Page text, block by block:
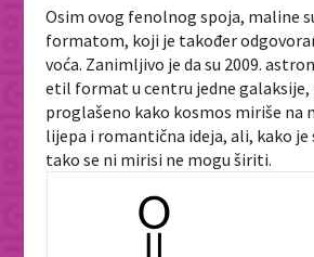
Osim ovog fenolnog spoja, maline
formatom, koji je također
voća. Zanimljivo je da su 2009.
etil format u centru jedne galaksije,
proglašeno kako kosmos miriše na
lijepa i romantična ideja, ali, kako je
tako se ni mirisi ne mogu širiti.